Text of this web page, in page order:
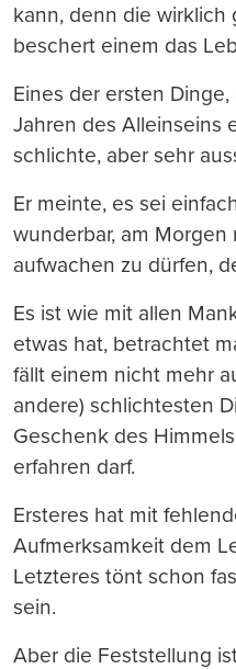
kann, denn die
beschert einem das
Eines der ersten
Jahren des Alleinseins
schlichte, aber sehr
Er meinte, es sei
wunderbar, am
aufwachen zu dürfen,
Es ist wie mit allen
etwas hat, betrachtet
fällt einem nicht mehr
andere) schlichtesten
Geschenk des
erfahren darf.
Ersteres hat mit
Aufmerksamkeit dem
Letzteres tönt schon
sein.
Aber die Feststellung